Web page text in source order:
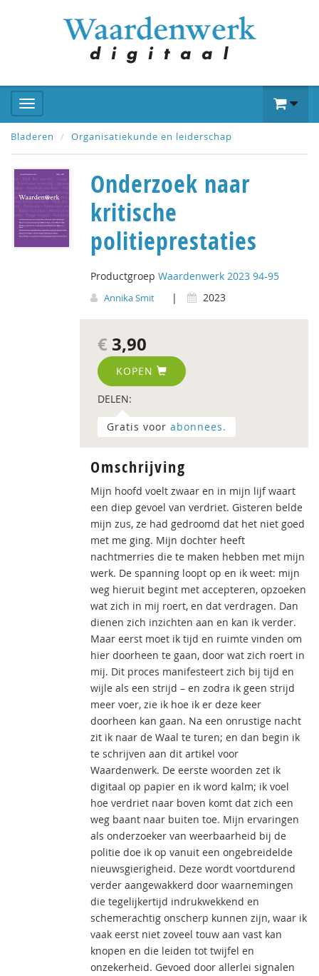
Bladeren Organisatiekunde en leiderschap
Onderzoek naar
kritische
politieprestaties
Productgroep Waardenwerk 2023 94-95
Annika Smit | 2023
€ 3,90
KOPEN
DELEN:
Gratis voor abonnees.
Omschrijving
Mijn hoofd voelt zwaar en in mijn lijf waart
een diep gevoel van verdriet. Gisteren belde
mijn zus, ze had gedroomd dat het niet goed
met me ging. Mijn dochter heeft
nachtmerries die te maken hebben met mijn
werk. De spanning loopt op en ik weet: mijn
weg hieruit begint met accepteren, opzoeken
wat zich in mij roert, en dat verdragen. Dan
dienen zich inzichten aan en kan ik verder.
Maar eerst moet ik tijd en ruimte vinden om
hier doorheen te gaan, door wat zich roert in
mij. Dit proces manifesteert zich bij tijd en
wijle als een strijd – en zodra ik geen strijd
meer voer, zie ik hoe ik er deze keer
doorheen kan gaan. Na een onrustige nacht
zit ik naar de Waal te turen; en dan begin ik
te schrijven aan dit artikel voor
Waardenwerk. De eerste woorden zet ik
digitaal op papier en ik word kalm; ik voel
hoe verdriet naar boven komt dat zich een
weg baant naar buiten toe. Mijn ervaringen
als onderzoeker van weerbaarheid bij de
politie doe ik op vanuit een ongebreidelde
nieuwsgierigheid. Deze wordt voortdurend
verder aangewakkerd door waarnemingen
die tegelijkertijd indrukwekkend en
schemerachtig onscherp kunnen zijn, waar ik
vaak eerst niet zoveel touw aan vast kan
knopen en die leiden tot twijfel en
onzekerheid. Gevoed door allerlei signalen